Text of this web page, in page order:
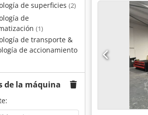
de superficies (2)
de
(1)
de transporte &
de accionamiento
de la máquina